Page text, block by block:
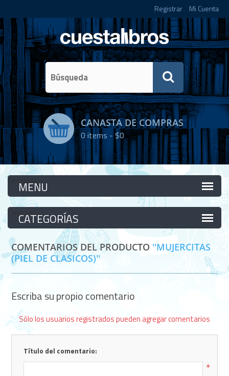
Registrar Mi Cuenta
CANASTA DE COMPRAS
0items -$0
Categorías
Categorías
COMENTARIOS DEL PRODUCTO
MUJERCITAS
(PIEL DE CLASICOS)
Escriba su propio comentario
Sólo los usuarios registrados pueden agregar comentarios
Título del comentario:
*